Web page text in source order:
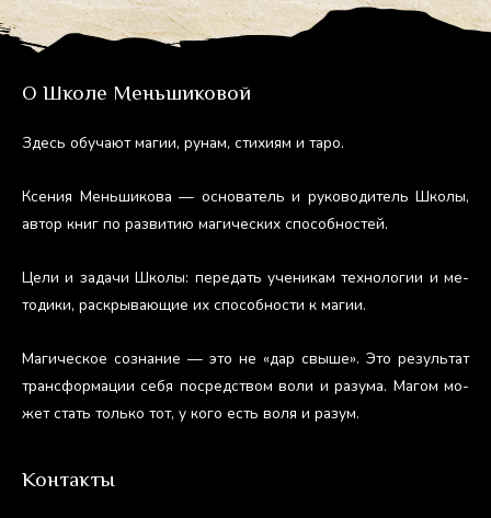
О Школе Меньшиковой
Здесь обу­ча­ют ма­гии, ру­нам, сти­хи­ям и та­ро.
Ксе­ния Мень­ши­кова — ос­но­ватель и ру­ково­дитель Шко­лы,
ав­тор книг по раз­ви­тию ма­гичес­ких спо­соб­ностей.
Це­ли и за­дачи Шко­лы: пе­редать уче­никам тех­но­логии и ме­
тоди­ки, рас­кры­ва­ющие их спо­соб­ности к ма­гии.
Ма­гичес­кое соз­на­ние — это не «дар свы­ше». Это ре­зуль­тат
тран­сфор­ма­ции се­бя пос­редс­твом во­ли и ра­зума. Ма­гом мо­
жет стать толь­ко тот, у ко­го есть во­ля и ра­зум.
Контакты